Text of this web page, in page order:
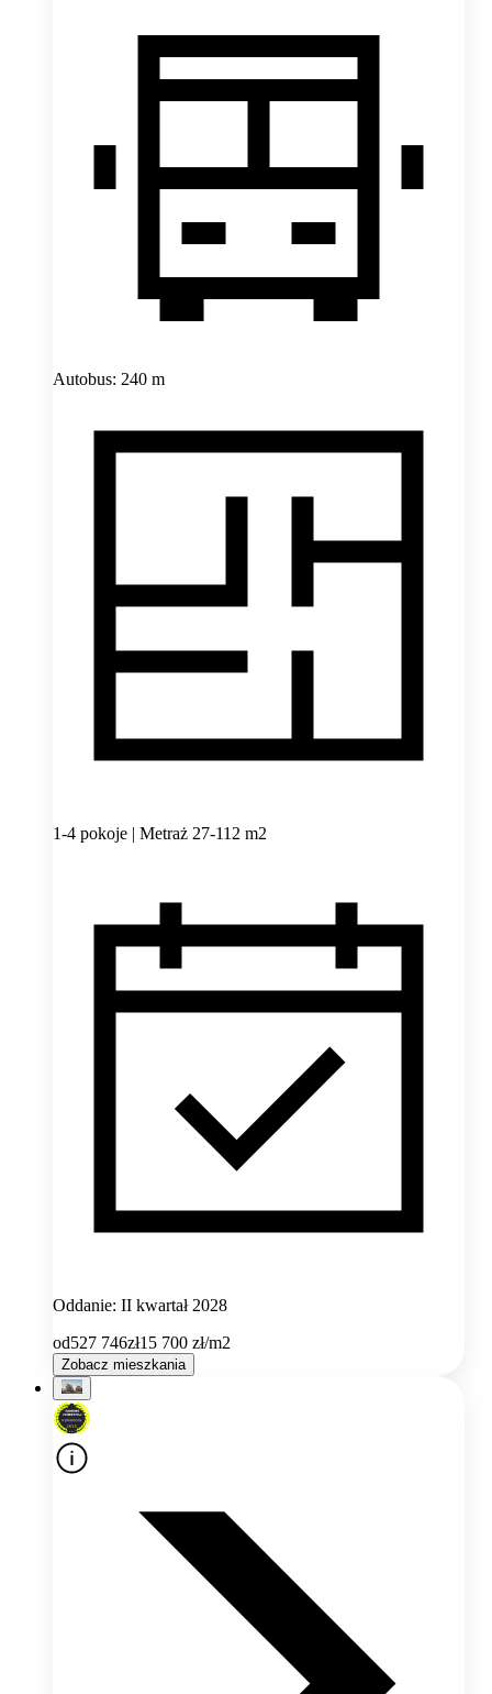
Autobus: 240 m
1-4 pokoje | Metraż 27-112 m2
Oddanie: II kwartał 2028
od527 746zł15 700 zł/m2
Zobacz mieszkania